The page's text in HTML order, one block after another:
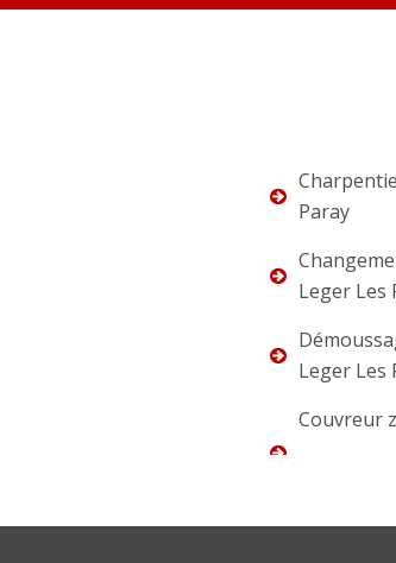
Paray
Leger Les
Leger Les
Couvreur